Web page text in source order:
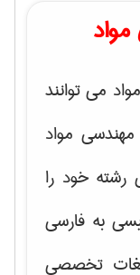
می توانند
مواد
خود را
به فارسی
تخصصی